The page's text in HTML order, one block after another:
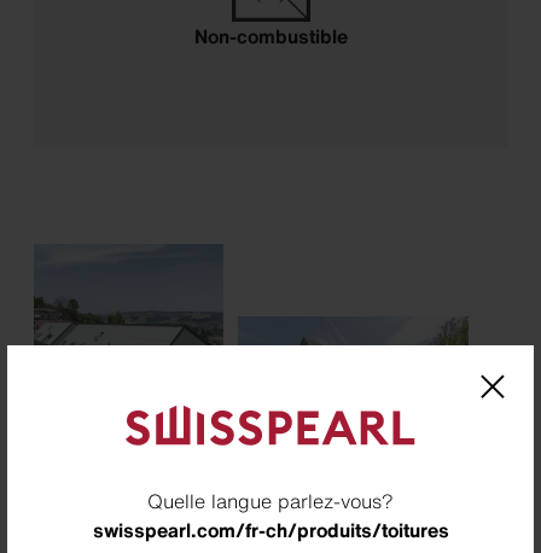
Quelle langue parlez-vous?
swisspearl.com/fr-ch/produits/toitures
Non-combustible